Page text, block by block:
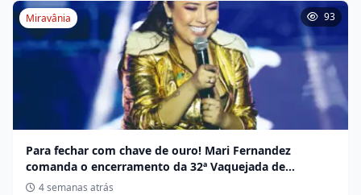
Miravânia 93
Para fechar com chave de ouro! Mari Fernandez
comanda o encerramento da 32ª Vaquejada de
Miravânia hoje
4 semanas atrás